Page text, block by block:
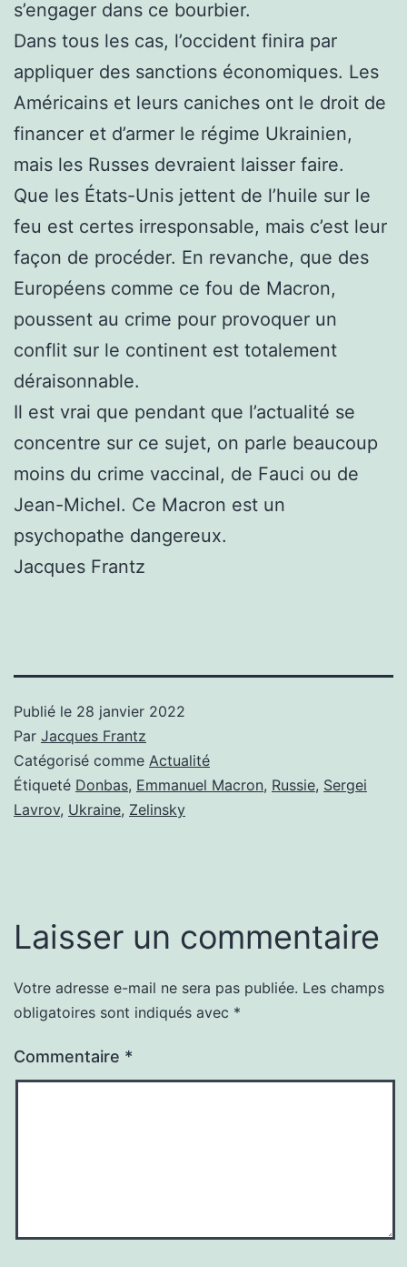
s’engager dans ce bourbier.
Dans tous les cas, l’occident finira par
appliquer des sanctions économiques. Les
Américains et leurs caniches ont le droit de
financer et d’armer le régime Ukrainien,
mais les Russes devraient laisser faire.
Que les États-Unis jettent de l’huile sur le
feu est certes irresponsable, mais c’est leur
façon de procéder. En revanche, que des
Européens comme ce fou de Macron,
poussent au crime pour provoquer un
conflit sur le continent est totalement
déraisonnable.
Il est vrai que pendant que l’actualité se
concentre sur ce sujet, on parle beaucoup
moins du crime vaccinal, de Fauci ou de
Jean-Michel. Ce Macron est un
psychopathe dangereux.
Jacques Frantz
Publié le 28 janvier 2022
Par Jacques Frantz
Catégorisé comme Actualité
Étiqueté Donbas, Emmanuel Macron, Russie, Sergei
Lavrov, Ukraine, Zelinsky
Laisser un commentaire
Votre adresse e-mail ne sera pas publiée. Les champs
obligatoires sont indiqués avec *
Commentaire *